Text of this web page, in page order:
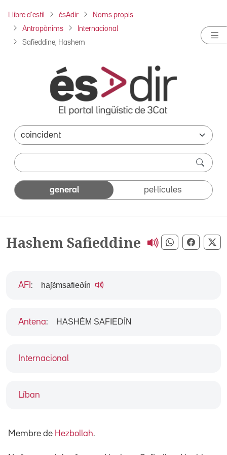
Llibre d'estil ésAdir Noms propis
Antropònims Internacional
Safieddine, Hashem
general pel·lícules
Hashem Safieddine Compartir
Internacional
Líban
AFI : haʃɛ́msafieðín
Antena: HASHÈM SAFIEDÍN
Membre de Hezbollah.